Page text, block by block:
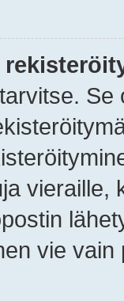
vieraille,
vie